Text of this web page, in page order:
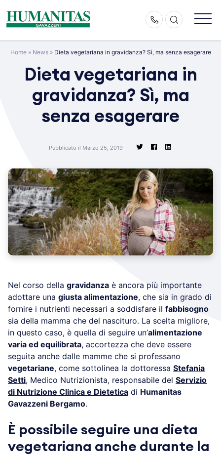
content
Home» News» Dieta vegetariana in gravidanza? Sì, ma senza esagerare
Dieta vegetariana in
gravidanza? Sì, ma
senza esagerare
Pubblicato il Marzo 25, 2019
Nel corso della gravidanza è ancora più importante
adottare una giusta alimentazione, che sia in grado di
fornire i nutrienti necessari a soddisfare il fabbisogno
sia della mamma che del nascituro. La scelta migliore,
in questo caso, è quella di seguire un’alimentazione
varia ed equilibrata, accortezza che deve essere
seguita anche dalle mamme che si professano
vegetariane, come sottolinea la dottoressa Stefania
Setti, Medico Nutrizionista, responsabile del Servizio
di Nutrizione Clinica e Dietetica di Humanitas
Gavazzeni Bergamo.
È possibile seguire una dieta
vegetariana anche durante la